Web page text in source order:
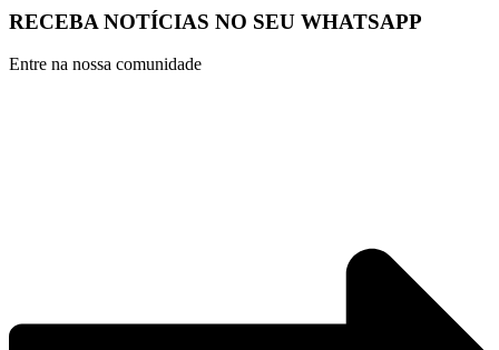
RECEBA NOTÍCIAS NO SEU WHATSAPP
Entre na nossa comunidade